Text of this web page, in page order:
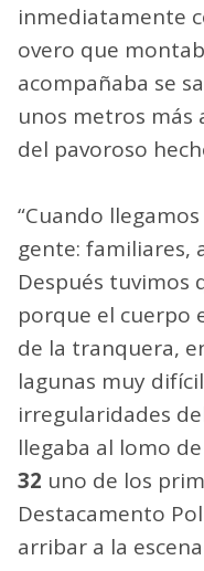
inmediatamente
overo que
acompañaba se
unos metros
del pavoroso
“Cuando
gente: familiares,
Después tuvimos
porque el cuerpo
de la tranquera,
lagunas muy
irregularidades
llegaba al lomo
32 uno de los
Destacamento
arribar a la